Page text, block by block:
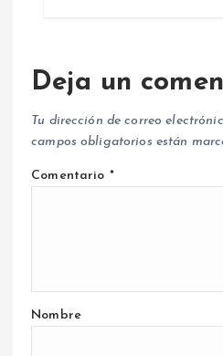
Deja un
Tu dirección de correo
campos obligatorios están
Comentario *
Nombre